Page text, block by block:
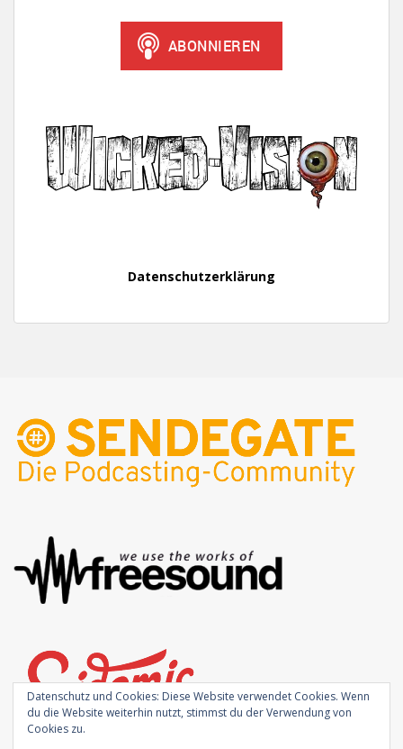
Datenschutzerklärung
Datenschutz und Cookies: Diese Website verwendet Cookies. Wenn
du die Website weiterhin nutzt, stimmst du der Verwendung von
Cookies zu.